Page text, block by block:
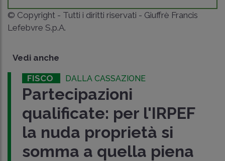
© Copyright - Tutti i diritti riservati - Giuffrè Francis
Lefebvre S.p.A.
Vedi anche
FISCO DALLA CASSAZIONE
Partecipazioni
qualificate: per l'IRPEF
la nuda proprietà si
somma a quella piena